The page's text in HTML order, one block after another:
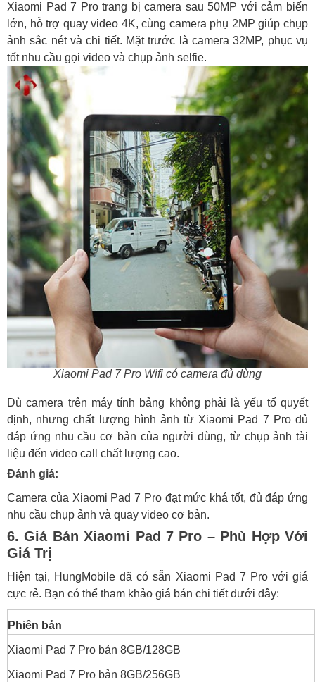
Xiaomi Pad 7 Pro trang bị camera sau 50MP với cảm biến
lớn, hỗ trợ quay video 4K, cùng camera phụ 2MP giúp chụp
ảnh sắc nét và chi tiết. Mặt trước là camera 32MP, phục vụ
tốt nhu cầu gọi video và chụp ảnh selfie.
Xiaomi Pad 7 Pro Wifi có camera đủ dùng
Dù camera trên máy tính bảng không phải là yếu tố quyết
định, nhưng chất lượng hình ảnh từ Xiaomi Pad 7 Pro đủ
đáp ứng nhu cầu cơ bản của người dùng, từ chụp ảnh tài
liệu đến video call chất lượng cao.
Đánh giá:
Camera của Xiaomi Pad 7 Pro đạt mức khá tốt, đủ đáp ứng
nhu cầu chụp ảnh và quay video cơ bản.
6. Giá Bán Xiaomi Pad 7 Pro – Phù Hợp Với
Giá Trị
Hiện tại, HungMobile đã có sẵn Xiaomi Pad 7 Pro với giá
cực rẻ. Bạn có thể tham khảo giá bán chi tiết dưới đây:
Phiên bản
Xiaomi Pad 7 Pro bản 8GB/128GB
Xiaomi Pad 7 Pro bản 8GB/256GB